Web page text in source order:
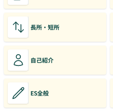
長所・短所
自己紹介
ES全般